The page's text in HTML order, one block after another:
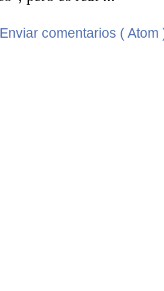
Enviar comentarios ( Atom